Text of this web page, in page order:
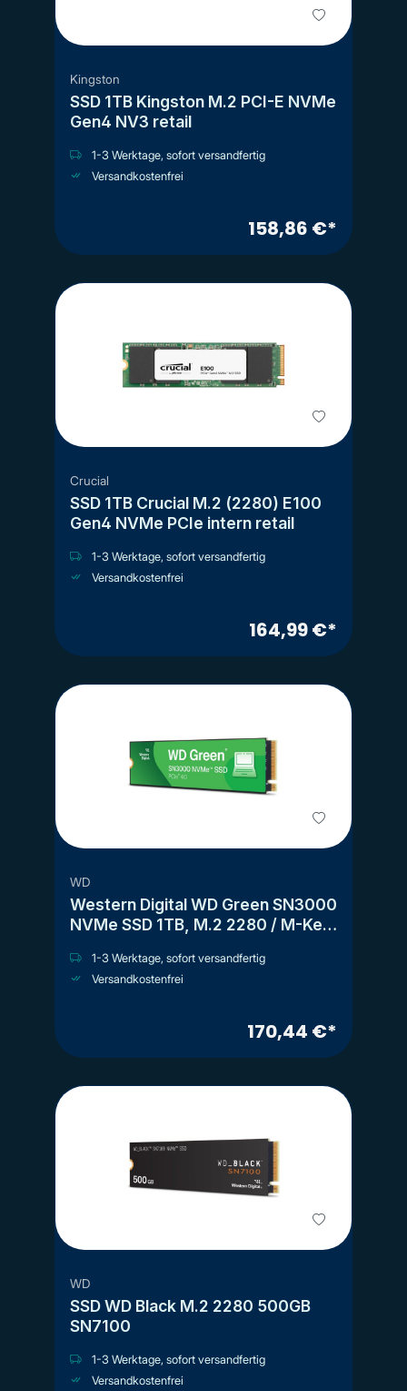
Kingston
SSD 1TB Kingston M.2 PCI-E NVMe
Gen4 NV3 retail
1-3 Werktage, sofort versandfertig
Versandkostenfrei
158,86 €*
Crucial
SSD 1TB Crucial M.2 (2280) E100
Gen4 NVMe PCIe intern retail
1-3 Werktage, sofort versandfertig
Versandkostenfrei
164,99 €*
WD
Western Digital WD Green SN3000
NVMe SSD 1TB, M.2 2280 / M-Key
1-3 Werktage, sofort versandfertig
Versandkostenfrei
170,44 €*
WD
SSD WD Black M.2 2280 500GB
SN7100
1-3 Werktage, sofort versandfertig
Versandkostenfrei